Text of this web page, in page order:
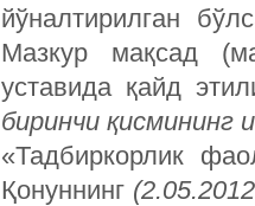
йўналтирилган
Мазкур мақсад
уставида қайд
биринчи қисмининг
«Тадбиркорлик
Қонуннинг